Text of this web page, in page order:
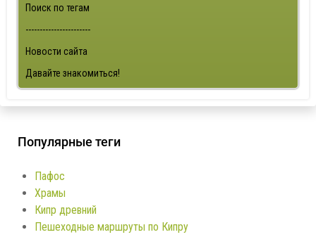
Поиск по тегам
-----------------------
Новости сайта
Давайте знакомиться!
Популярные теги
Пафос
Храмы
Кипр древний
Пешеходные маршруты по Кипру